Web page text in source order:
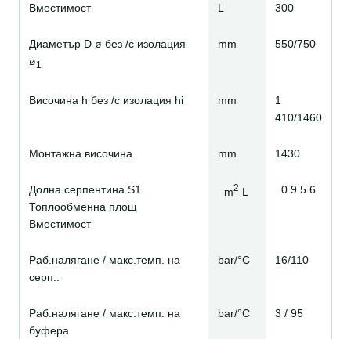
Вместимост L 300
Диаметър D ø без /с изолация
ø1
mm 550/750
Височина h без /с изолация hi mm
1
410/1460
Монтажна височина mm 1430
Долна серпентина S1
Топлообменна площ
Вместимост
m2 L 0.9 5.6
Раб.налягане / макс.темп. на
серп..
bar/°C 16/110
Раб.налягане / макс.темп. на
буфера
bar/°C 3 / 95